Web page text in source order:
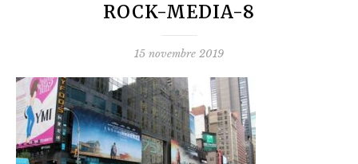
ROCK-MEDIA-8
15 novembre 2019